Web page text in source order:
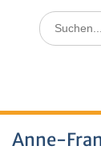
Search
for:
Anne-